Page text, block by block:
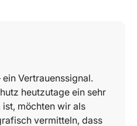
Vertrauenssignal.
heutzutage ein sehr
möchten wir als
vermitteln, dass